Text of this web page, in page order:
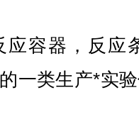
应容器，反应
一类生产*实